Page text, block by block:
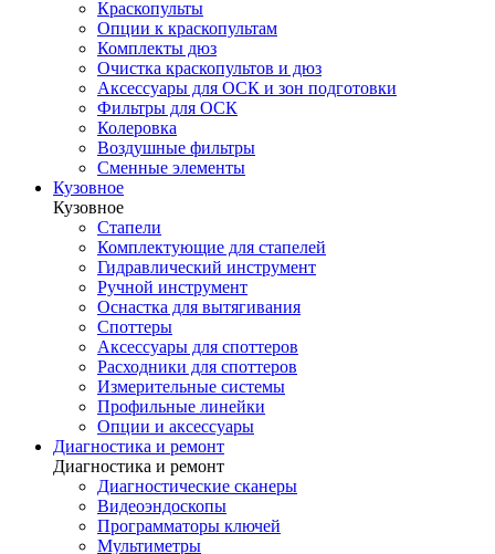
Краскопульты
Опции к краскопультам
Комплекты дюз
Очистка краскопультов и дюз
Аксессуары для ОСК и зон подготовки
Фильтры для ОСК
Колеровка
Воздушные фильтры
Сменные элементы
Кузовное
Кузовное
Стапели
Комплектующие для стапелей
Гидравлический инструмент
Ручной инструмент
Оснастка для вытягивания
Споттеры
Аксессуары для споттеров
Расходники для споттеров
Измерительные системы
Профильные линейки
Опции и аксессуары
Диагностика и ремонт
Диагностика и ремонт
Диагностические сканеры
Видеоэндоскопы
Программаторы ключей
Мультиметры